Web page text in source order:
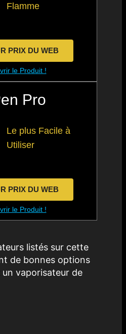
Flamme
PRIX DU WEB
le Produit !
Pro
Le plus Facile à
Utiliser
PRIX DU WEB
le Produit !
listés sur cette
de bonnes options
vaporisateur de